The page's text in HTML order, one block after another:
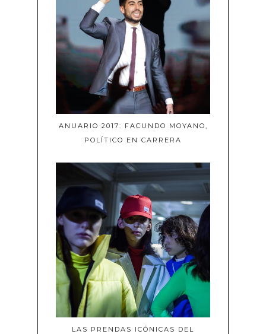
ANUARIO 2017: FACUNDO MOYANO,
POLÍTICO EN CARRERA
LAS PRENDAS ICÓNICAS DEL